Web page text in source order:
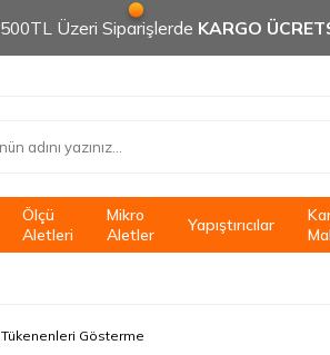
500TL Üzeri Siparişlerde KARGO
Ölçü
Aletleri
Mikro
Aletler
Yapıştırıcılar
Tükenenleri Gösterme